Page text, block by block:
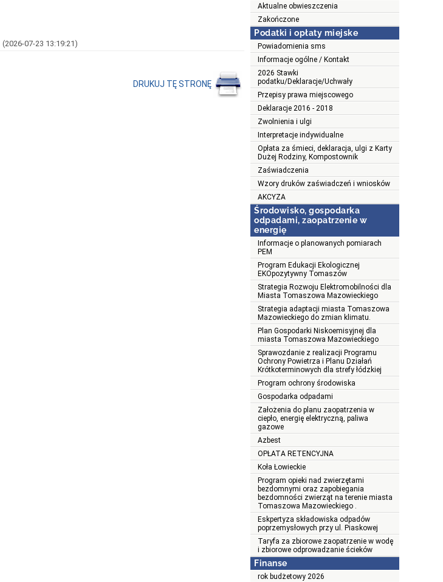
(2026-07-23 13:19:21)
DRUKUJ TĘ STRONĘ
Aktualne obwieszczenia
Zakończone
Podatki i opłaty miejske
Powiadomienia sms
Informacje ogólne / Kontakt
2026 Stawki
podatku/Deklaracje/Uchwały
Przepisy prawa miejscowego
Deklaracje 2016 - 2018
Zwolnienia i ulgi
Interpretacje indywidualne
Opłata za śmieci, deklaracja, ulgi z Karty
Dużej Rodziny, Kompostownik
Zaświadczenia
Wzory druków zaświadczeń i wniosków
AKCYZA
Środowisko, gospodarka
odpadami, zaopatrzenie w
energię
Informacje o planowanych pomiarach
PEM
Program Edukacji Ekologicznej
EKOpozytywny Tomaszów
Strategia Rozwoju Elektromobilności dla
Miasta Tomaszowa Mazowieckiego
Strategia adaptacji miasta Tomaszowa
Mazowieckiego do zmian klimatu.
Plan Gospodarki Niskoemisyjnej dla
miasta Tomaszowa Mazowieckiego
Sprawozdanie z realizacji Programu
Ochrony Powietrza i Planu Działań
Krótkoterminowych dla strefy łódzkiej
Program ochrony środowiska
Gospodarka odpadami
Założenia do planu zaopatrzenia w
ciepło, energię elektryczną, paliwa
gazowe
Azbest
OPŁATA RETENCYJNA
Koła Łowieckie
Program opieki nad zwierzętami
bezdomnymi oraz zapobiegania
bezdomności zwierząt na terenie miasta
Tomaszowa Mazowieckiego .
Eskpertyza składowiska odpadów
poprzemysłowych przy ul. Piaskowej
Taryfa za zbiorowe zaopatrzenie w wodę
i zbiorowe odprowadzanie ścieków
Finanse
rok budżetowy 2026